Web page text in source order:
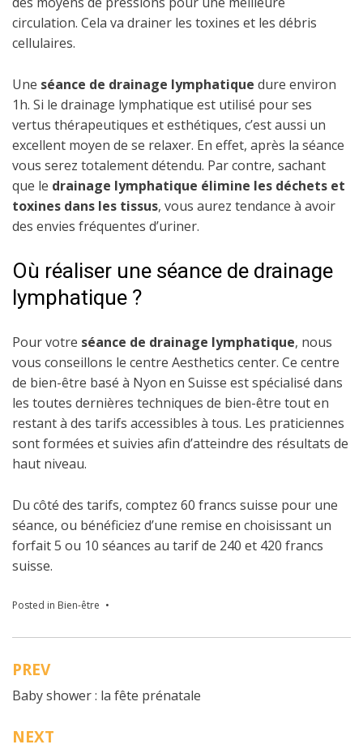
circulation. Cela va drainer les toxines et les débris
cellulaires.
Une séance de drainage lymphatique dure environ
1h. Si le drainage lymphatique est utilisé pour ses
vertus thérapeutiques et esthétiques, c’est aussi un
excellent moyen de se relaxer. En effet, après la séance
vous serez totalement détendu. Par contre, sachant
que le drainage lymphatique élimine les déchets et
toxines dans les tissus, vous aurez tendance à avoir
des envies fréquentes d’uriner.
Où réaliser une séance de drainage
lymphatique ?
Pour votre séance de drainage lymphatique, nous
vous conseillons le centre Aesthetics center. Ce centre
de bien-être basé à Nyon en Suisse est spécialisé dans
les toutes dernières techniques de bien-être tout en
restant à des tarifs accessibles à tous. Les praticiennes
sont formées et suivies afin d’atteindre des résultats de
haut niveau.
Du côté des tarifs, comptez 60 francs suisse pour une
séance, ou bénéficiez d’une remise en choisissant un
forfait 5 ou 10 séances au tarif de 240 et 420 francs
suisse.
Posted in Bien-être
Navigation
de
l’article
PREV
Baby shower : la fête prénatale
NEXT